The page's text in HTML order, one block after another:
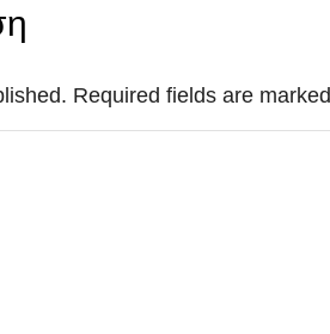
Required fields are marked